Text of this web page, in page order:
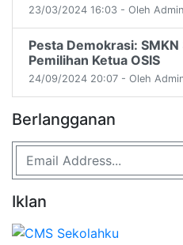
23/03/2024 16:03 - Oleh
Pesta Demokrasi:
Pemilihan Ketua OSIS
24/09/2024 20:07 - Oleh
Berlangganan
Iklan